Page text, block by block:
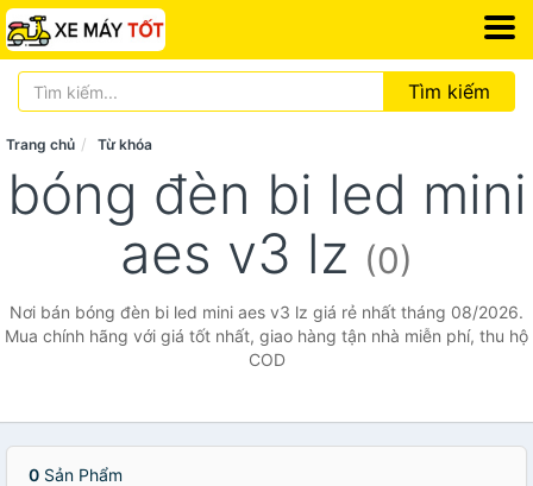
Tìm kiếm
Trang chủ Từ khóa
bóng đèn bi led mini
aes v3 lz (0)
Nơi bán bóng đèn bi led mini aes v3 lz giá rẻ nhất tháng 08/2026.
Mua chính hãng với giá tốt nhất, giao hàng tận nhà miễn phí, thu hộ
COD
0 Sản Phẩm